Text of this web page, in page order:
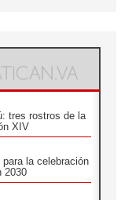
tres rostros de la
XIV
la celebración
2030